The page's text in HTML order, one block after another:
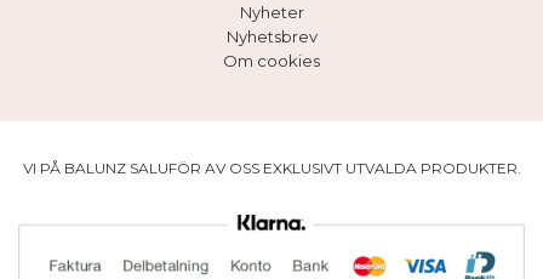
Nyheter
Nyhetsbrev
Om cookies
VI PÅ BALUNZ SALUFÖR AV OSS EXKLUSIVT UTVALDA PRODUKTER.